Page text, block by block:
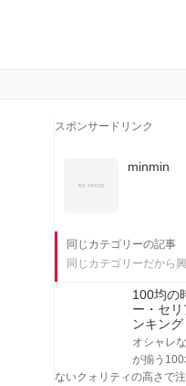
スポンサードリンク
minmin
同じカテゴリーの記事
同じカテゴリーだから
100均の
ー・セ
ンキン
オシャレ
が揃う100
ないクォリティの高さで